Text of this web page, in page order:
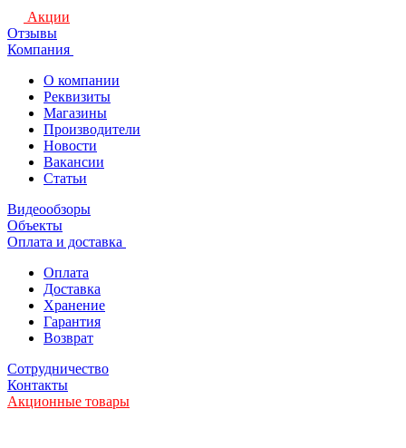
Акции
Отзывы
Компания
О компании
Реквизиты
Магазины
Производители
Новости
Вакансии
Статьи
Видеообзоры
Объекты
Оплата и доставка
Оплата
Доставка
Хранение
Гарантия
Возврат
Сотрудничество
Контакты
Акционные товары